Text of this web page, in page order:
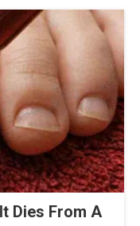
Dies From A